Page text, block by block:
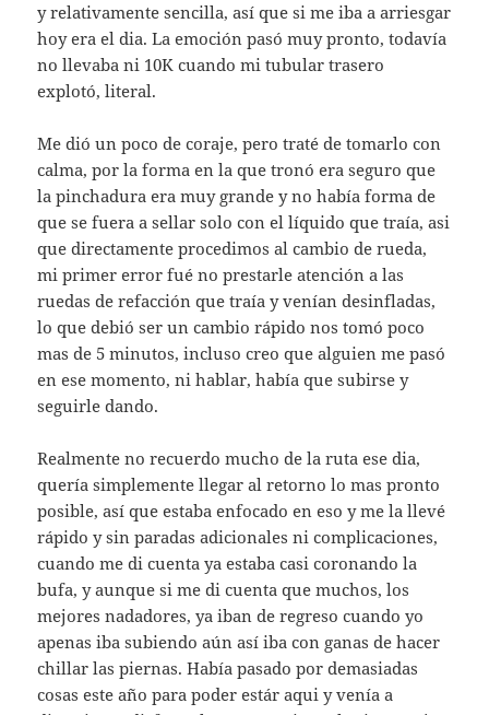
y relativamente sencilla, así que si me iba a arriesgar
hoy era el dia. La emoción pasó muy pronto, todavía
no llevaba ni 10K cuando mi tubular trasero
explotó, literal.
Me dió un poco de coraje, pero traté de tomarlo con
calma, por la forma en la que tronó era seguro que
la pinchadura era muy grande y no había forma de
que se fuera a sellar solo con el líquido que traía, asi
que directamente procedimos al cambio de rueda,
mi primer error fué no prestarle atención a las
ruedas de refacción que traía y venían desinfladas,
lo que debió ser un cambio rápido nos tomó poco
mas de 5 minutos, incluso creo que alguien me pasó
en ese momento, ni hablar, había que subirse y
seguirle dando.
Realmente no recuerdo mucho de la ruta ese dia,
quería simplemente llegar al retorno lo mas pronto
posible, así que estaba enfocado en eso y me la llevé
rápido y sin paradas adicionales ni complicaciones,
cuando me di cuenta ya estaba casi coronando la
bufa, y aunque si me di cuenta que muchos, los
mejores nadadores, ya iban de regreso cuando yo
apenas iba subiendo aún así iba con ganas de hacer
chillar las piernas. Había pasado por demasiadas
cosas este año para poder estár aqui y venía a